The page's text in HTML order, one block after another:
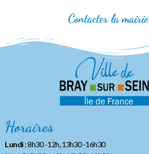
Contacter la mairie
Horaires
Lundi :8h30 -12h, 13h30 -16h30